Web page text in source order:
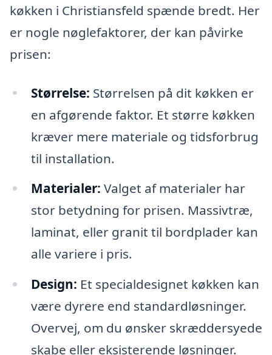
køkken i Christiansfeld spænde bredt. Her
er nogle nøglefaktorer, der kan påvirke
prisen:
Størrelse: Størrelsen på dit køkken er
en afgørende faktor. Et større køkken
kræver mere materiale og tidsforbrug
til installation.
Materialer: Valget af materialer har
stor betydning for prisen. Massivtræ,
laminat, eller granit til bordplader kan
alle variere i pris.
Design: Et specialdesignet køkken kan
være dyrere end standardløsninger.
Overvej, om du ønsker skræddersyede
skabe eller eksisterende løsninger.